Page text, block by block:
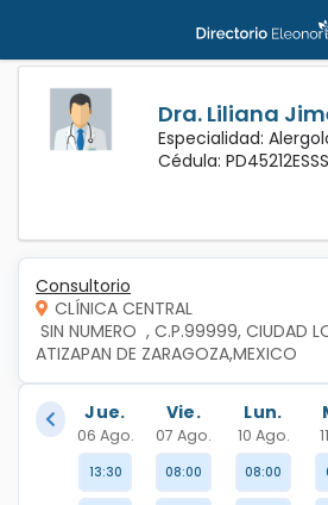
Dra. Liliana
Especialidad:
Cédula: PD45212ESSS
Consultorio
CLÍNICA CENTRAL
ATIZAPAN DE ZARAGOZA,MEXICO
Jue.
06 Ago.
Vie.
07 Ago.
Lun.
10 Ago.
13:30 08:00 08:00